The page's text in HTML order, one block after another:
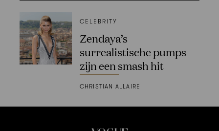
CELEBRITY
Zendaya’s
surrealistische pumps
zijn een smash hit
CHRISTIAN ALLAIRE